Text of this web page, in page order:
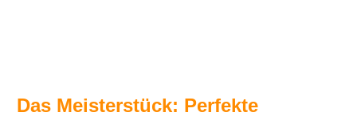
Das Meisterstück: Perfekte